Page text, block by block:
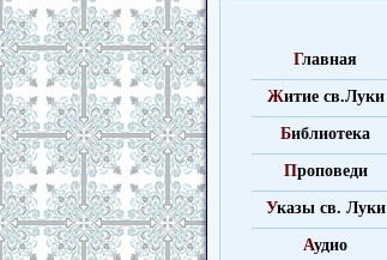
Главная
Житие св.Луки
Библиотека
Проповеди
Указы св. Луки
Аудио